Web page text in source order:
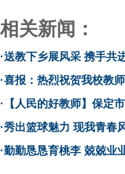
相关新闻：
·送教下乡展风采 携手共
·喜报：热烈祝贺我校教
·
【人民的好教师】保定
·秀出篮球魅力 现我青春
·勤勤恳恳育桃李 兢兢业